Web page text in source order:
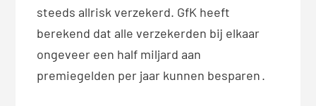
steeds allrisk verzekerd. GfK heeft
berekend dat alle verzekerden bij elkaar
ongeveer een half miljard aan
premiegelden per jaar kunnen besparen.